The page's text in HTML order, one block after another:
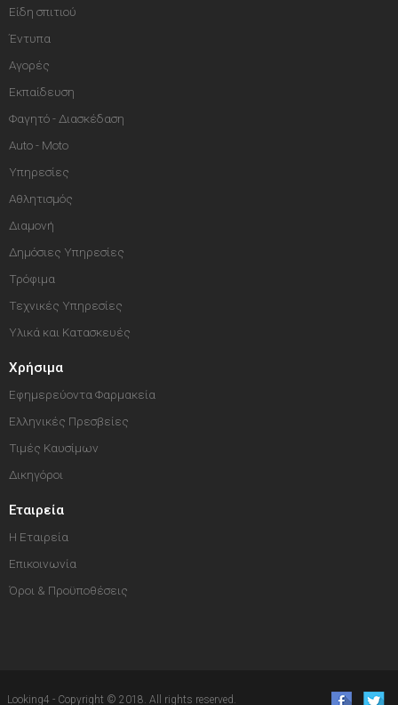
Είδη σπιτιού
Έντυπα
Αγορές
Εκπαίδευση
Φαγητό - Διασκέδαση
Auto - Moto
Υπηρεσίες
Αθλητισμός
Διαμονή
Δημόσιες Υπηρεσίες
Τρόφιμα
Τεχνικές Υπηρεσίες
Υλικά και Κατασκευές
Χρήσιμα
Εφημερεύοντα Φαρμακεία
Ελληνικές Πρεσβείες
Τιμές Καυσίμων
Δικηγόροι
Εταιρεία
Η Εταιρεία
Επικοινωνία
Όροι & Προϋποθέσεις
Looking4 - Copyright © 2018. All rights reserved.